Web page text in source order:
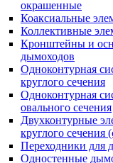
окрашенные
Коаксиальные
Коллективные
Кронштейны и
дымоходов
Одноконтурная
круглого сечения
Одноконтурная
овального сечения
Двухконтурные
круглого сечения
Переходники для
Одностенные